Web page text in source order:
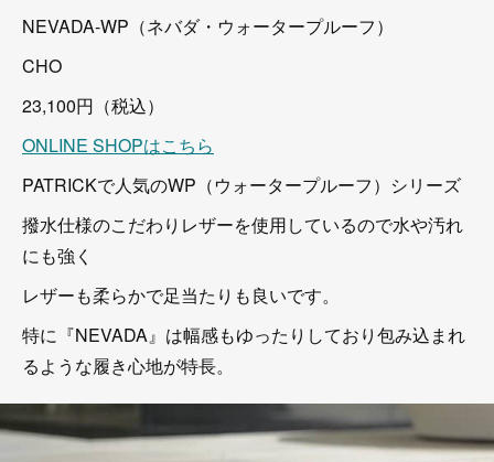
NEVADA-WP（ネバダ・ウォータープルーフ）
CHO
23,100円（税込）
ONLINE SHOPはこちら
PATRICKで人気のWP（ウォータープルーフ）シリーズ
撥水仕様のこだわりレザーを使用しているので水や汚れ
にも強く
レザーも柔らかで足当たりも良いです。
特に『NEVADA』は幅感もゆったりしており包み込まれ
るような履き心地が特長。